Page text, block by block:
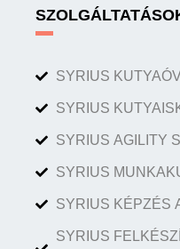
SYRIUS
SYRIUS
SYRIUS AGILITY
SYRIUS
SYRIUS KÉPZÉS
SYRIUS